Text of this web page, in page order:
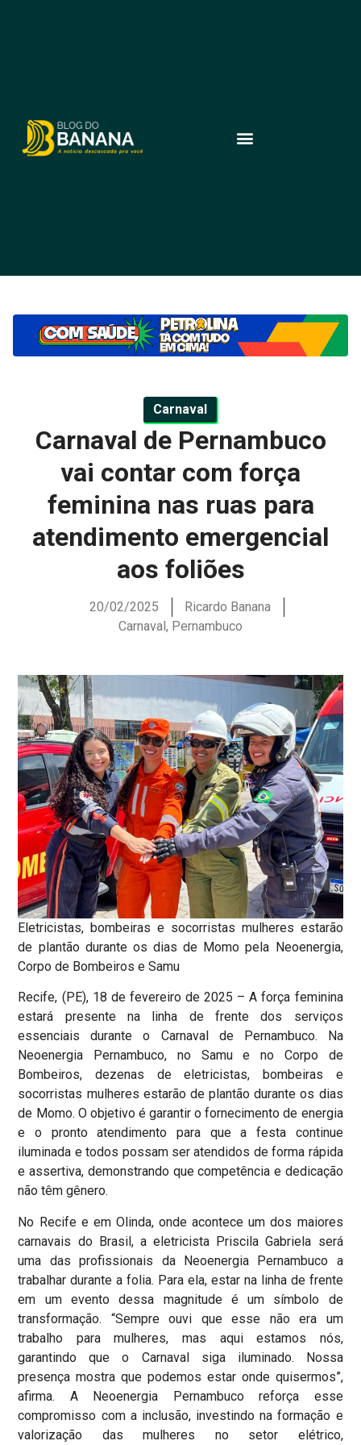
Carnaval
Carnaval de Pernambuco
vai contar com força
feminina nas ruas para
atendimento emergencial
aos foliões
20/02/2025
Ricardo Banana
Carnaval, Pernambuco
Eletricistas, bombeiras e socorristas mulheres estarão
de plantão durante os dias de Momo pela Neoenergia,
Corpo de Bombeiros e Samu
Recife, (PE), 18 de fevereiro de 2025 – A força feminina
estará presente na linha de frente dos serviços
essenciais durante o Carnaval de Pernambuco. Na
Neoenergia Pernambuco, no Samu e no Corpo de
Bombeiros, dezenas de eletricistas, bombeiras e
socorristas mulheres estarão de plantão durante os dias
de Momo. O objetivo é garantir o fornecimento de energia
e o pronto atendimento para que a festa continue
iluminada e todos possam ser atendidos de forma rápida
e assertiva, demonstrando que competência e dedicação
não têm gênero.
No Recife e em Olinda, onde acontece um dos maiores
carnavais do Brasil, a eletricista Priscila Gabriela será
uma das profissionais da Neoenergia Pernambuco a
trabalhar durante a folia. Para ela, estar na linha de frente
em um evento dessa magnitude é um símbolo de
transformação. “Sempre ouvi que esse não era um
trabalho para mulheres, mas aqui estamos nós,
garantindo que o Carnaval siga iluminado. Nossa
presença mostra que podemos estar onde quisermos”,
afirma. A Neoenergia Pernambuco reforça esse
compromisso com a inclusão, investindo na formação e
valorização das mulheres no setor elétrico,